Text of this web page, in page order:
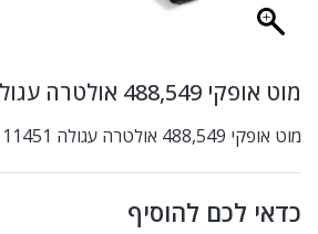
מוט אופקי 488,549 אולטרה עגולה INTEX 11451
מוט אופקי 488,549 אולטרה עגולה INTEX 11451
כדאי לכם להוסיף